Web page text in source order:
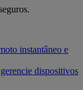
instantâneo e
dispositivos